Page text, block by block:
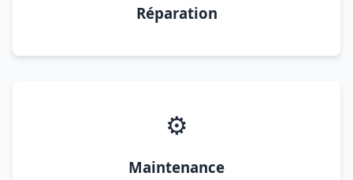
Réparation
⚙️
Maintenance